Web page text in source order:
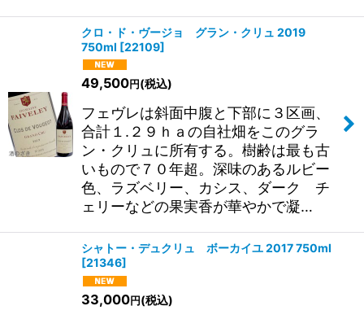
クロ・ド・ヴージョ グラン・クリュ 2019
750ml [22109]
49,500円 (税込)
フェヴレは斜面中腹と下部に３区画、
合計１.２９ｈａの自社畑をこのグラ
ン・クリュに所有する。樹齢は最も古
いもので７０年超。深味のあるルビー
色、ラズベリー、カシス、ダーク チ
ェリーなどの果実香が華やかで凝…
シャトー・デュクリュ ボーカイユ 2017 750ml
[21346]
33,000円 (税込)